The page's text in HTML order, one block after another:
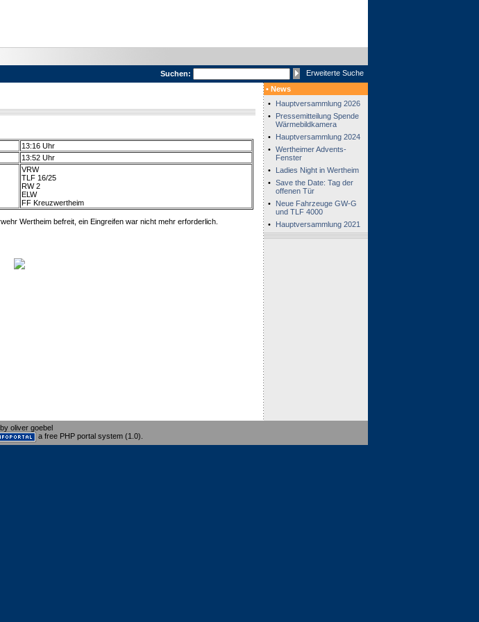
Suchen: Erweiterte Suche
13:16 Uhr
13:52 Uhr
VRW
TLF 16/25
RW 2
ELW
FF Kreuzwertheim
Wertheim befreit, ein Eingreifen war nicht mehr erforderlich.
• News
•
Hauptversammlung 2026
•
Pressemitteilung Spende
Wärmebildkamera
•
Hauptversammlung 2024
• Wertheimer Advents-
Fenster
•
Ladies Night in Wertheim
• Save the Date: Tag der
offenen Tür
•
Neue Fahrzeuge GW-G
und TLF 4000
•
Hauptversammlung 2021
oliver goebel
a free PHP portal system (1.0).